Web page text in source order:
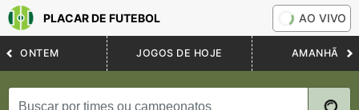
PLACAR DE FUTEBOL AO VIVO
ONTEM JOGOS DE HOJE AMANHÃ